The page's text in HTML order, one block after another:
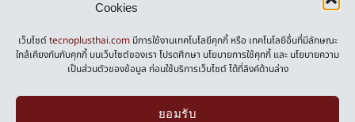
Cookies
เว็บไซต์tecnoplusthai.comมีการใช้งานเทคโนโลยีคุกกี้ หรือ เทคโนโลยีอื่นที่มีลักษณะ
ใกล้เคียงกันกับคุกกี้ บนเว็บไซต์ของเรา โปรดศึกษา นโยบายการใช้คุกกี้ และ นโยบายความ
เป็นส่วนตัวของข้อมูล ก่อนใช้บริการเว็บไซต์ ได้ที่ลิงค์ด้านล่าง
ยอมรับ
Privacy Policy
Cookies Policy